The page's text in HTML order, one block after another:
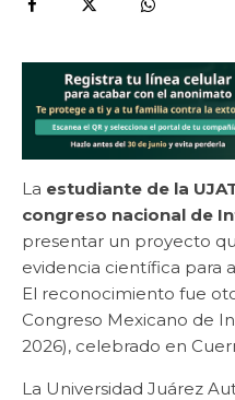
La estudiante de la
congreso nacional de
presentar un proyecto
evidencia científica para
El reconocimiento fue
Congreso Mexicano de
2026), celebrado en
La Universidad Juárez